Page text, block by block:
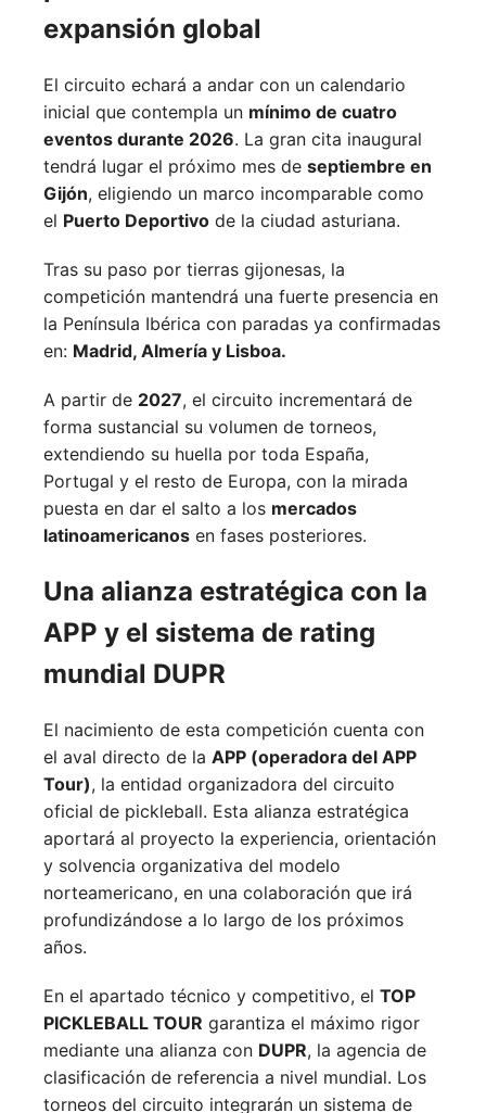
expansión global
El circuito echará a andar con un calendario
inicial que contempla un mínimo de cuatro
eventos durante 2026. La gran cita inaugural
tendrá lugar el próximo mes de septiembre en
Gijón, eligiendo un marco incomparable como
el Puerto Deportivo de la ciudad asturiana.
Tras su paso por tierras gijonesas, la
competición mantendrá una fuerte presencia en
la Península Ibérica con paradas ya confirmadas
en: Madrid, Almería y Lisboa.
A partir de 2027, el circuito incrementará de
forma sustancial su volumen de torneos,
extendiendo su huella por toda España,
Portugal y el resto de Europa, con la mirada
puesta en dar el salto a los mercados
latinoamericanos en fases posteriores.
Una alianza estratégica con la
APP y el sistema de rating
mundial DUPR
El nacimiento de esta competición cuenta con
el aval directo de la APP (operadora del APP
Tour), la entidad organizadora del circuito
oficial de pickleball. Esta alianza estratégica
aportará al proyecto la experiencia, orientación
y solvencia organizativa del modelo
norteamericano, en una colaboración que irá
profundizándose a lo largo de los próximos
años.
En el apartado técnico y competitivo, el TOP
PICKLEBALL TOUR garantiza el máximo rigor
mediante una alianza con DUPR, la agencia de
clasificación de referencia a nivel mundial. Los
torneos del circuito integrarán un sistema de